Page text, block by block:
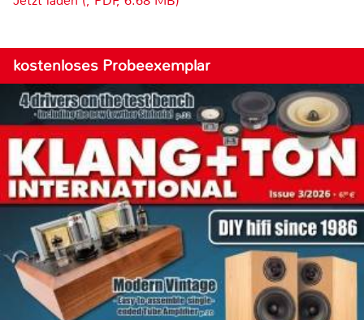
kostenloses Probeexemplar